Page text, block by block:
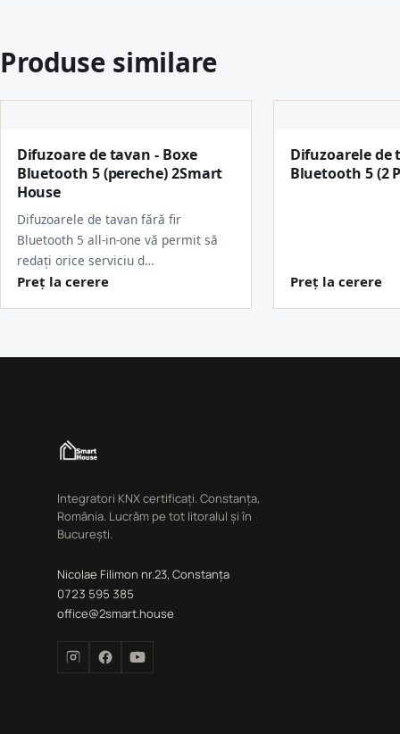
Produse similare
Difuzoare de tavan - Boxe
Bluetooth 5 (pereche) 2Smart
House
Difuzoarele de tavan fără fir
Bluetooth 5 all-in-one vă permit să
redați orice serviciu d…
Preț la cerere
Difuzoarele de
Bluetooth 5 (2
Preț la cerere
Integratori KNX certificați. Constanța,
România. Lucrăm pe tot litoralul și în
București.
Nicolae Filimon nr.23, Constanța
0723 595 385
office@2smart.house